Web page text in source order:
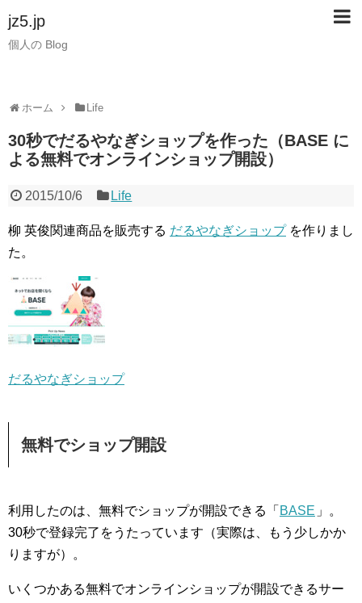
jz5.jp
個人の Blog
ホーム Life
30秒でだるやなぎショップを作った（BASE に
よる無料でオンラインショップ開設）
2015/10/6 Life
柳 英俊関連商品を販売する だるやなぎショップを作りまし
た。
だるやなぎショップ
無料でショップ開設
利用したのは、無料でショップが開設できる「 BASE 」。
30秒で登録完了をうたっています（実際は、もう少しかか
りますが）。
いくつかある無料でオンラインショップが開設できるサー